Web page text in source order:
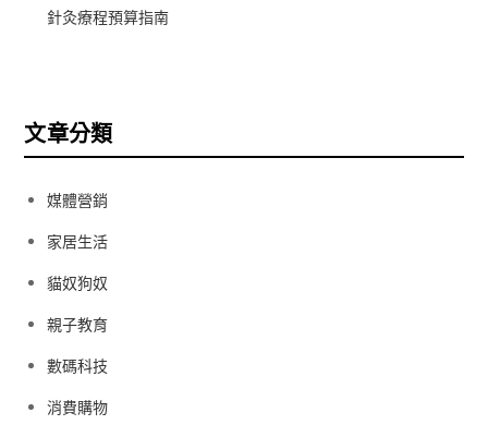
針灸療程預算指南
文章分類
媒體營銷
家居生活
貓奴狗奴
親子教育
數碼科技
消費購物